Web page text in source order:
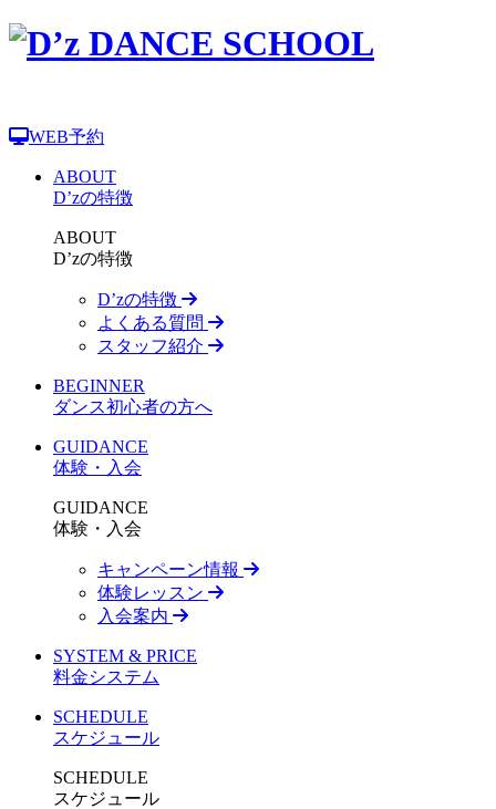
WEB予約
ABOUT
D’zの特徴
ABOUT
D’zの特徴
D’zの特徴
よくある質問
スタッフ紹介
BEGINNER
ダンス初心者の方へ
GUIDANCE
体験・入会
GUIDANCE
体験・入会
キャンペーン情報
体験レッスン
入会案内
SYSTEM & PRICE
料金システム
SCHEDULE
スケジュール
SCHEDULE
スケジュール